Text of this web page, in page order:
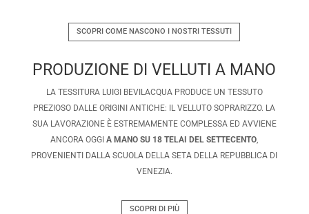
SCOPRI COME NASCONO I NOSTRI TESSUTI
PRODUZIONE DI VELLUTI A MANO
LA TESSITURA LUIGI BEVILACQUA PRODUCE UN TESSUTO
PREZIOSO DALLE ORIGINI ANTICHE: IL VELLUTO SOPRARIZZO. LA
SUA LAVORAZIONE È ESTREMAMENTE COMPLESSA ED AVVIENE
ANCORA OGGIA MANO SU 18 TELAI DEL SETTECENTO
PROVENIENTI DALLA SCUOLA DELLA SETA DELLA REPUBBLICA DI
VENEZIA.
SCOPRI DI PIÙ